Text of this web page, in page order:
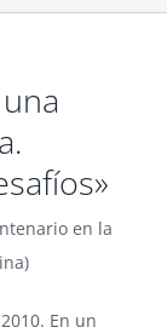
en la
En un